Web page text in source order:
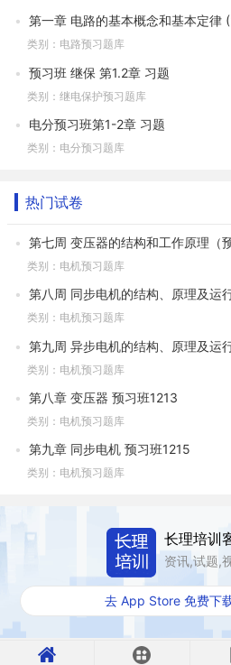
第一章 电路的基本概念和基本定律
类别：电路预习题库
预习班 继保 第1.2章 习题
类别：继电保护预习题库
电分预习班第1-2章 习题
类别：电分预习题库
热门试卷
第七周 变压器的结构和工作原理（
类别：电机预习题库
第八周 同步电机的结构、原理及运
类别：电机预习题库
第九周 异步电机的结构、原理及运
类别：电机预习题库
第八章 变压器 预习班1213
类别：电机预习题库
第九章 同步电机 预习班1215
类别：电机预习题库
长理培训
资讯,试题,
去 App Store 免费下